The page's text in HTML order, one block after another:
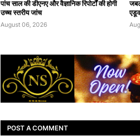
पांच साल की डीएनए और वैज्ञानिक रिपोर्टों की होगी
उच्च स्तरीय जांच
August 06, 2026
POST A COMMENT